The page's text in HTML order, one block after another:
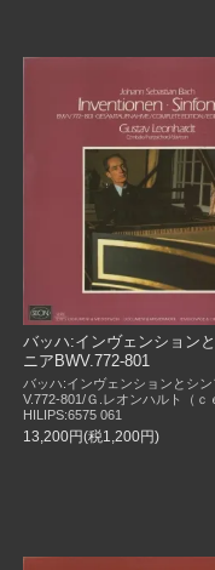
バッハ:インヴェンション
ニアBWV.772-801
バッハ:インヴェンションとシ
V.772-801/Ｇ.レオンハルト（ｃ
HILIPS:6575 061
13,200円(税1,200円)